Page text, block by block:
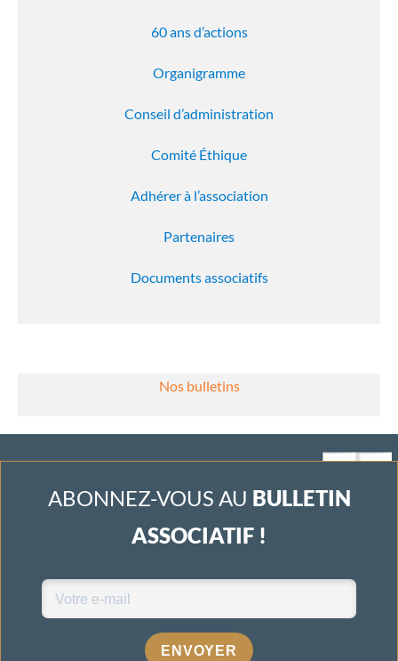
60 ans d’actions
Organigramme
Conseil d’administration
Comité Éthique
Adhérer à l’association
Partenaires
Documents associatifs
Nos bulletins
ABONNEZ-VOUS AU BULLETIN
ASSOCIATIF !
ENVOYER